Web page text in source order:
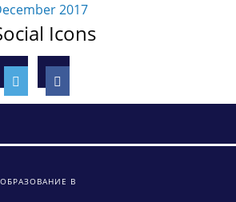
2017
Icons
ОБРАЗОВАНИЕ В